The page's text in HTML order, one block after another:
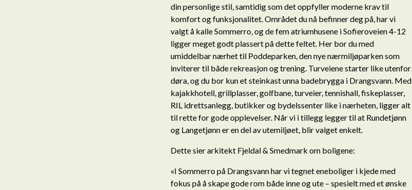
din personlige stil, samtidig som det oppfyller moderne krav til
komfort og funksjonalitet. Området du nå befinner deg på, har vi
valgt å kalle Sommerro, og de fem atriumhusene i Sofieroveien 4-12
ligger meget godt plassert på dette feltet. Her bor du med
umiddelbar nærhet til Poddeparken, den nye nærmiljøparken som
inviterer til både rekreasjon og trening. Turveiene starter like utenfor
døra, og du bor kun et steinkast unna badebrygga i Drangsvann. Med
kajakkhotell, grillplasser, golfbane, turveier, tennishall, fiskeplasser,
RIL idrettsanlegg, butikker og bydelssenter like i nærheten, ligger alt
til rette for gode opplevelser. Når vi i tillegg legger til at Rundetjønn
og Langetjønn er en del av utemiljøet, blir valget enkelt.
Dette sier arkitekt Fjeldal & Smedmark om boligene:
«I Sommerro på Drangsvann har vi tegnet eneboliger i kjede med
fokus på å skape gode rom både inne og ute – spesielt med et ønske